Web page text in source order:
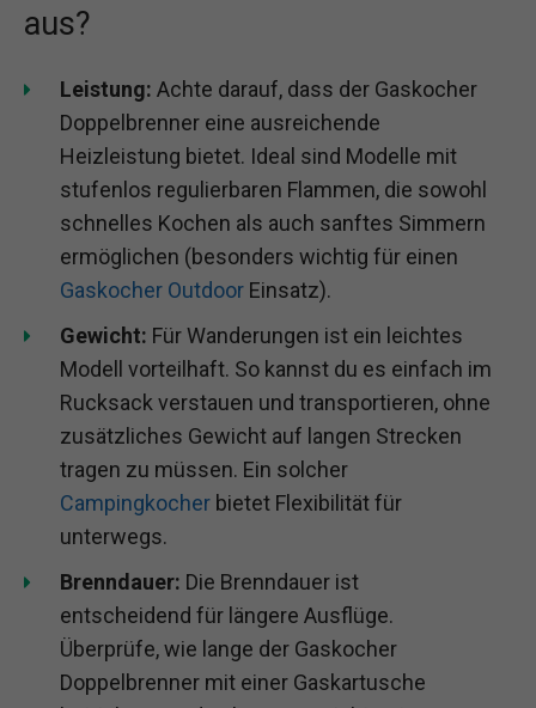
aus?
Leistung: Achte darauf, dass der Gaskocher
Doppelbrenner eine ausreichende
Heizleistung bietet. Ideal sind Modelle mit
stufenlos regulierbaren Flammen, die sowohl
schnelles Kochen als auch sanftes Simmern
ermöglichen (besonders wichtig für einen
Gaskocher Outdoor Einsatz).
Gewicht: Für Wanderungen ist ein leichtes
Modell vorteilhaft. So kannst du es einfach im
Rucksack verstauen und transportieren, ohne
zusätzliches Gewicht auf langen Strecken
tragen zu müssen. Ein solcher
Campingkocher bietet Flexibilität für
unterwegs.
Brenndauer: Die Brenndauer ist
entscheidend für längere Ausflüge.
Überprüfe, wie lange der Gaskocher
Doppelbrenner mit einer Gaskartusche